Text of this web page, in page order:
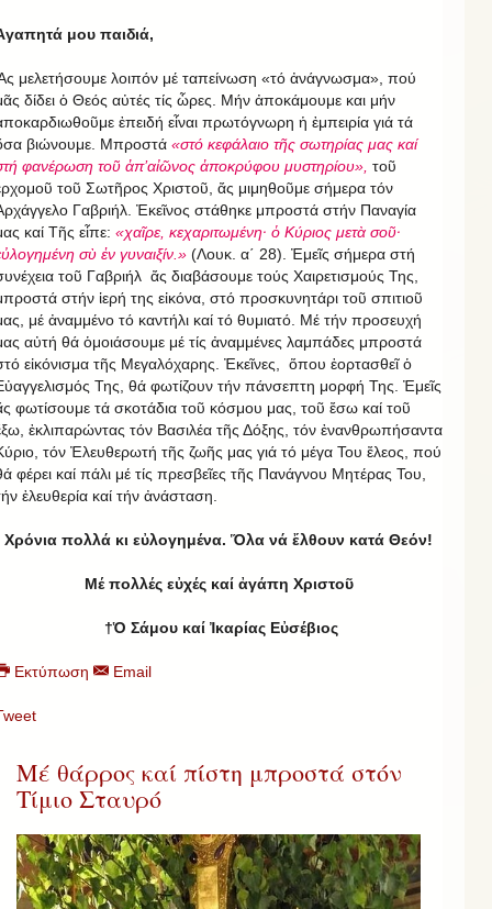
μου παιδιά,
μελετήσουμε λοιπόν μέ ταπείνωση «τό ἀνάγνωσμα», πού
δίδει ὁ Θεός αὐτές τίς ὧρες. Μήν ἀποκάμουμε και μήν
ἐπειδή εἶναι πρωτόγνωρη ἡ ἐμπειρία γιά τά
βιώνουμε. Μπροστά «στό κεφάλαιο τῆς σωτηρίας μας καί
φανέρωση τοῦ ἀπ’αἰῶνος ἀποκρύφου μυστηρίου», τοῦ
τοῦ Σωτῆρος Χριστοῦ, ἄς μιμηθοῦμε σήμερα τόν
Γαβριήλ. Ἐκεῖνος στάθηκε μπροστά στήν Παναγία
καί Τῆς εἶπε: «χαῖρε, κεχαριτωμένη· ὁ Κύριος μετὰ σοῦ·
σὺ ἐν γυναιξίν.» (Λουκ. α΄ 28). Ἐμεῖς σήμερα στή
τοῦ Γαβριήλ ἄς διαβάσουμε τούς Χαιρετισμούς Της,
στήν ἱερή της εἰκόνα, στό προσκυνητάρι τοῦ σπιτιοῦ
μέ ἀναμμένο τό καντήλι καί τό θυμιατό. Μέ τήν προσευχή
αὐτή θά ὁμοιάσουμε μέ τίς ἀναμμένες λαμπάδες μπροστά
εἰκόνισμα τῆς Μεγαλόχαρης. Ἐκεῖνες, ὅπου ἑορτασθεῖ ὁ
Της, θά φωτίζουν τήν πάνσεπτη μορφή Της. Ἐμεῖς
φωτίσουμε τά σκοτάδια τοῦ κόσμου μας, τοῦ ἔσω καί τοῦ
ἐκλιπαρώντας τόν Βασιλέα τῆς Δόξης, τόν ἐνανθρωπήσαντα
τόν Ἐλευθερωτή τῆς ζωῆς μας γιά τό μέγα Του ἔλεος, πού
φέρει καί πάλι μέ τίς πρεσβεῖες τῆς Πανάγνου Μητέρας Του,
ἐλευθερία καί τήν ἀνάσταση.
Χρόνια πολλά κι εὐλογημένα. Ὅλα νά ἔλθουν κατά Θεόν!
Μέ πολλές εὐχές καί ἀγάπη Χριστοῦ
†Ὁ Σάμου καί Ἰκαρίας Εὐσέβιος
Εκτύπωση Email
Μέ θάρρος καί πίστη μπροστά στόν
Τίμιο Σταυρό